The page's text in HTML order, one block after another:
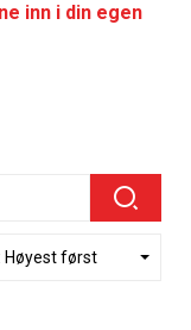
inn i din egen